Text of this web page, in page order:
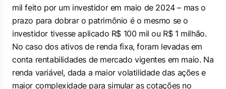
mil feito por um investidor em maio de 2024 – mas o
prazo para dobrar o patrimônio é o mesmo se o
investidor tivesse aplicado R$ 100 mil ou R$ 1 milhão.
No caso dos ativos de renda fixa, foram levadas em
conta rentabilidades de mercado vigentes em maio. Na
renda variável, dada a maior volatilidade das ações e
maior complexidade para simular as cotações no